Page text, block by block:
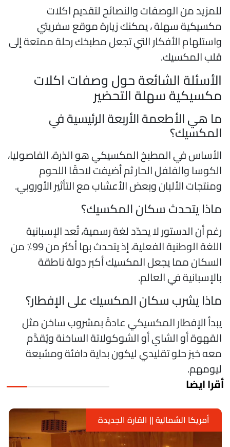
من الوصفات والنصائح لتقديم اكلات
سهلة ، يمكنك زيارة موقع سفريتي
الأفكار التي تجعل مطبخك رحلة ممتعة إلى
المكسيك.
الشائعة حول وصفات اكلات
سهلة التحضير
هي الأطعمة الأربعة الرئيسية في
في المطبخ المكسيكي هو الذرة، الفاصوليا،
والفلفل الحار ثم أضيفت لاحقًا اللحوم
الألبان وبعض الأعشاب مع التأثير الأوروبي.
يتحدث سكان المكسيك؟
أن الدستور لا يحدّد لغة رسمية، تُعد الإسبانية
اللغة الوطنية الفعلية، إذ يتحدث بها أكثر من 99٪ من
مما يجعل المكسيك أكبر دولة ناطقة
في العالم.
يشرب سكان المكسيك على الإفطار؟
الإفطار المكسيكي عادةً بمشروب ساخن مثل
أو الشاي أو الشوكولاتة الساخنة ويُقدَّم
خبز حلو تقليدي ليكون بداية دافئة ومشبعة
ايضا
أمريكا الشمالية || القارة الجديدة